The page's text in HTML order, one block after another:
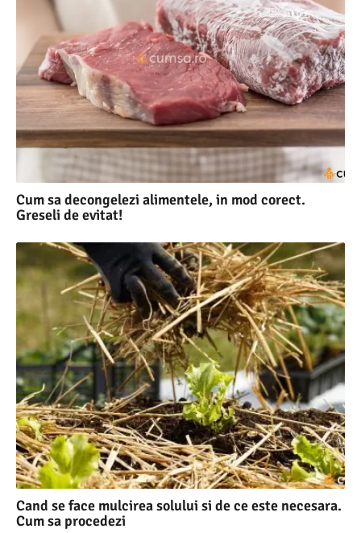
Cum sa decongelezi alimentele, in mod corect.
Greseli de evitat!
Cand se face mulcirea solului si de ce este necesara.
Cum sa procedezi